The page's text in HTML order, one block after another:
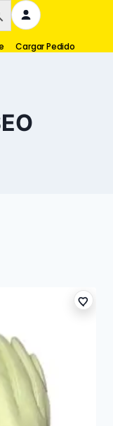
Cargar Pedido